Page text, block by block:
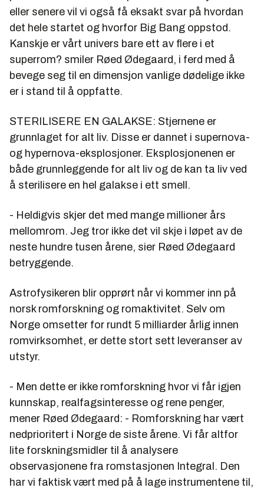
eller senere vil vi også få eksakt svar på hvordan
det hele startet og hvorfor Big Bang oppstod.
Kanskje er vårt univers bare ett av flere i et
superrom? smiler Røed Ødegaard, i ferd med å
bevege seg til en dimensjon vanlige dødelige ikke
er i stand til å oppfatte.
STERILISERE EN GALAKSE: Stjernene er
grunnlaget for alt liv. Disse er dannet i supernova-
og hypernova-eksplosjoner. Eksplosjonenen er
både grunnleggende for alt liv og de kan ta liv ved
å sterilisere en hel galakse i ett smell.
- Heldigvis skjer det med mange millioner års
mellomrom. Jeg tror ikke det vil skje i løpet av de
neste hundre tusen årene, sier Røed Ødegaard
betryggende.
Astrofysikeren blir opprørt når vi kommer inn på
norsk romforskning og romaktivitet. Selv om
Norge omsetter for rundt 5 milliarder årlig innen
romvirksomhet, er dette stort sett leveranser av
utstyr.
- Men dette er ikke romforskning hvor vi får igjen
kunnskap, realfagsinteresse og rene penger,
mener Røed Ødegaard: - Romforskning har vært
nedprioritert i Norge de siste årene. Vi får altfor
lite forskningsmidler til å analysere
observasjonene fra romstasjonen Integral. Den
har vi faktisk vært med på å lage instrumentene til,